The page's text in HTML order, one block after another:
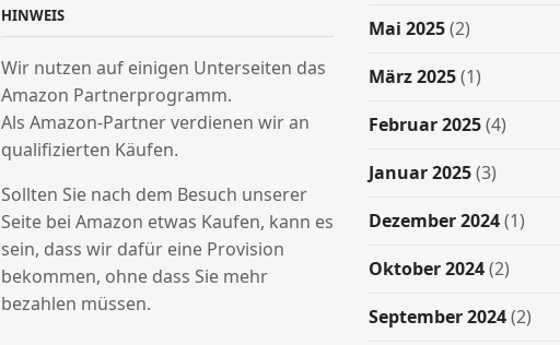
HINWEIS
Wir nutzen auf einigen Unterseiten das
Amazon Partnerprogramm.
Als Amazon-Partner verdienen wir an
qualifizierten Käufen.
Sollten Sie nach dem Besuch unserer
Seite bei Amazon etwas Kaufen, kann es
sein, dass wir dafür eine Provision
bekommen, ohne dass Sie mehr
bezahlen müssen.
Mai 2025(2)
März 2025(1)
Februar 2025(4)
Januar 2025(3)
Dezember 2024(1)
Oktober 2024(2)
September 2024(2)